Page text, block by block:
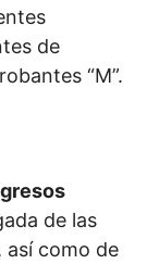
de
“M”.
de las
así como de